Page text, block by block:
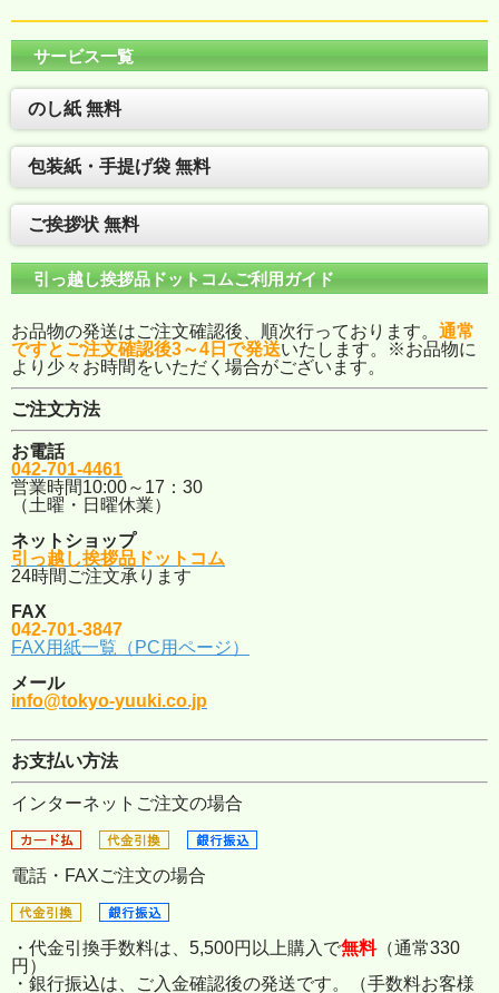
サービス一覧
のし紙 無料
包装紙・手提げ袋 無料
ご挨拶状 無料
引っ越し挨拶品ドットコムご利用ガイド
お品物の発送はご注文確認後、順次行っております。 通常
ですとご注文確認後3～4日で発送いたします。※お品物に
より少々お時間をいただく場合がございます。
ご注文方法
お電話
042-701-4461
営業時間10:00～17：30
（土曜・日曜休業）
ネットショップ
引っ越し挨拶品ドットコム
24時間ご注文承ります
FAX
042-701-3847
FAX用紙一覧（PC用ページ）
メール
info@tokyo-yuuki.co.jp
お支払い方法
インターネットご注文の場合
電話・FAXご注文の場合
・代金引換手数料は、5,500円以上購入で無料（通常330
円）
・銀行振込は、ご入金確認後の発送です。（手数料お客様